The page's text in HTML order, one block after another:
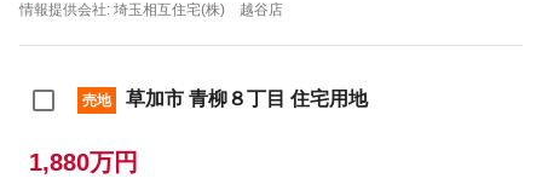
情報提供会社: 埼玉相互住宅(株) 越谷店
売地 草加市 青柳８丁目 住宅用地
1,880万円